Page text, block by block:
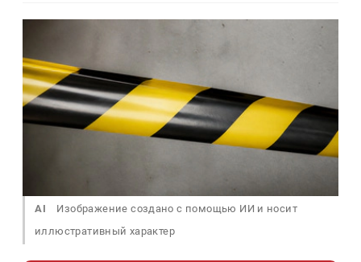
AI
Изображение создано с помощью ИИ и носит
иллюстративный характер